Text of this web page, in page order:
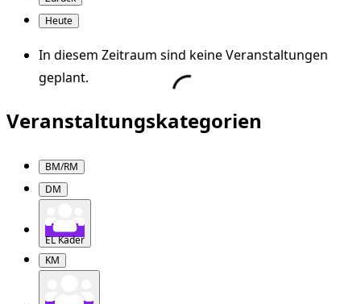
Heute
In diesem Zeitraum sind keine Veranstaltungen
geplant.
Veranstaltungskategorien
BM/RM
DM
EL Kader
KM